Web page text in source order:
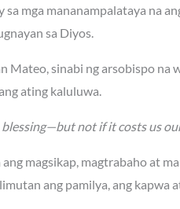
mga mananampalataya na
sa Diyos.
Mateo, sinabi ng arsobispo na
ating kaluluwa.
not if it costs us
magsikap, magtrabaho at
ang pamilya, ang kapwa